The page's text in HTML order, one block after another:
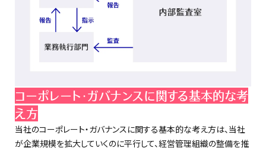
コーポレート・ガバナンスに関する基本的な考
え方
当社のコーポレート・ガバナンスに関する基本的な考え方は、当社
が企業規模を拡大していくのに平行して、経営管理組織の整備を推